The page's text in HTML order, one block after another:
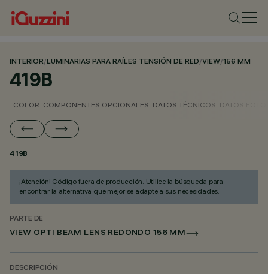
INTERIOR/LUMINARIAS PARA RAÍLES TENSIÓN DE RED/VIEW/156 MM
419B
COLOR COMPONENTES OPCIONALES DATOS TÉCNICOS DATOS
419B
¡Atención! Código fuera de producción. Utilice la búsqueda para
encontrar la alternativa que mejor se adapte a sus necesidades.
PARTE DE
VIEW OPTI BEAM LENS REDONDO 156 MM
DESCRIPCIÓN